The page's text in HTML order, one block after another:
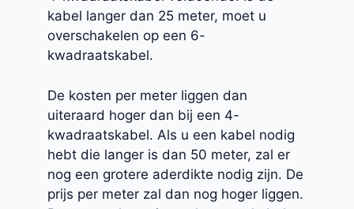
kabel langer dan 25 meter, moet u
overschakelen op een 6-
kwadraatskabel.
De kosten per meter liggen dan
uiteraard hoger dan bij een 4-
kwadraatskabel. Als u een kabel nodig
hebt die langer is dan 50 meter, zal er
nog een grotere aderdikte nodig zijn. De
prijs per meter zal dan nog hoger liggen.